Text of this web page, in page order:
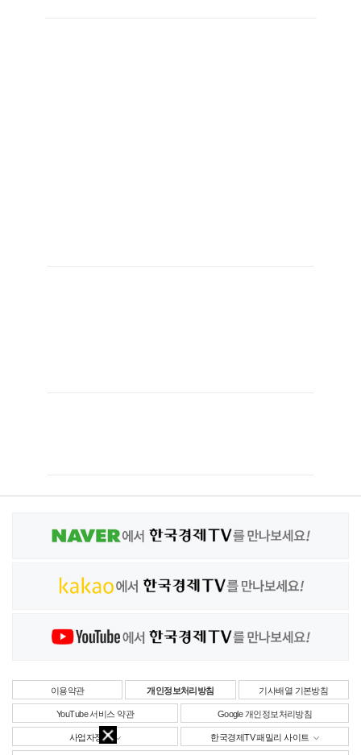
이용약관 개인정보처리방침 기사배열 기본방침
YouTube 서비스 약관 Google 개인정보처리방침
사업자정보 한국경제TV 패밀리 사이트